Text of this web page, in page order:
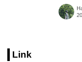
Link